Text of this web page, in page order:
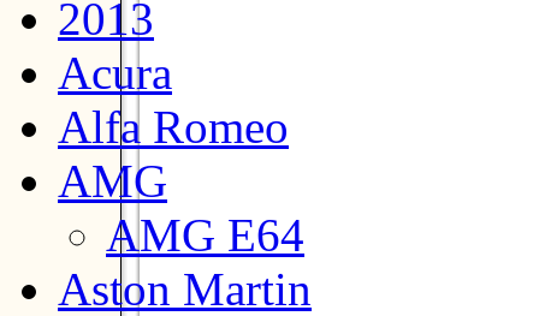
2013
Acura
Alfa Romeo
AMG
AMG E64
Aston Martin